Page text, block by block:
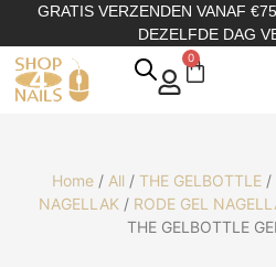
GRATIS VERZENDEN VANAF
DEZELFDE DAG
0
Home / All / THE GELBOTTLE /
NAGELLAK / RODE GEL
THE GELBOTTLE